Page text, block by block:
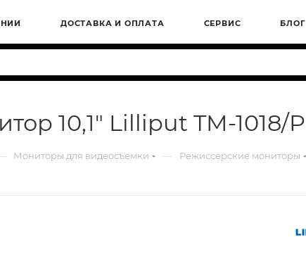
ДОСТАВКА И ОПЛАТА СЕРВИС БЛОГ
10,1" Lilliput TM-1018/P
Мониторы для видеосъемки — Режиссёрские мониторы